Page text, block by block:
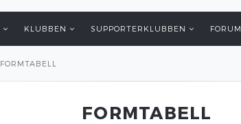
KLUBBEN SUPPORTERKLUBBEN FORUM
FORMTABELL
FORMTABELL